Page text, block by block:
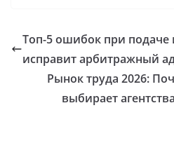
Топ-5 ошибок при подаче
исправит арбитражный
Рынок труда 2026:
выбирает